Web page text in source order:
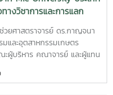
งวิชาการและการแลก
ศาสตราจารย์ ดร.กาญจนา
และอุตสาหกรรมเกษตร
ผู้บริหาร คณาจารย์ และผู้แทน
ระดับบัณฑิตศึกษา และคณะ